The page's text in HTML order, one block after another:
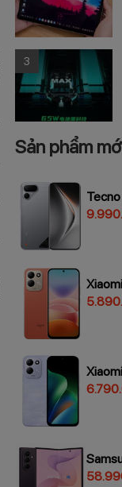
3
Sản phẩm